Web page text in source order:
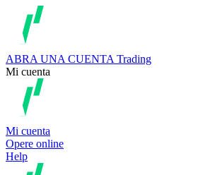
ABRA UNA CUENTA Trading
Mi cuenta
Mi cuenta
Opere online
Help